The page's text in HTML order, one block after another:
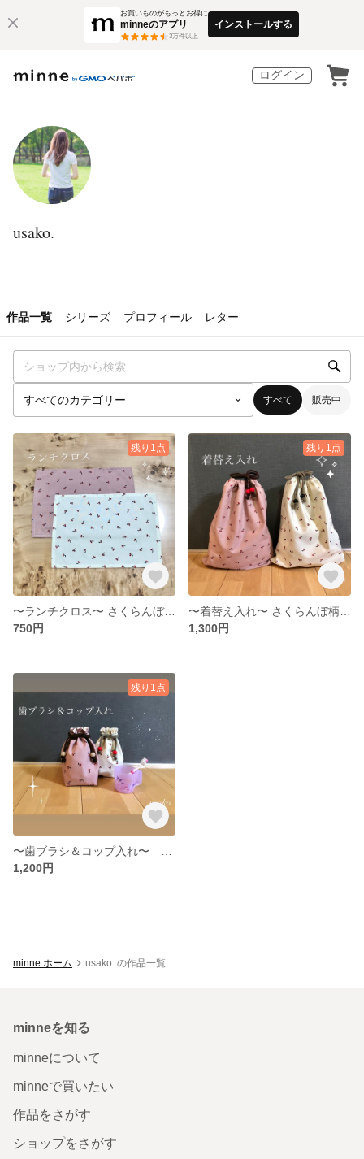
お買いものがもっとお得に
minneのアプリ
3万件以上
インストールする
ログイン
usako.
作品一覧 シリーズ プロフィール レター
すべて 販売中
残り1点
〜ランチクロス〜 さくらんぼ型 入園入学準備
750円
残り1点
1,300円
残り1点
1,200円
minne ホーム usako. の作品一覧
minneを知る
minneについて
minneで買いたい
作品をさがす
ショップをさがす